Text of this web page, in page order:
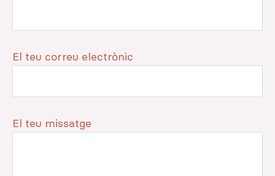
El teu correu electrònic
El teu missatge